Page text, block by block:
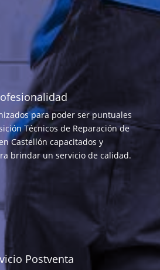
para poder ser puntuales
Técnicos de Reparación de
Castellón capacitados y
brindar un servicio de calidad.
Postventa